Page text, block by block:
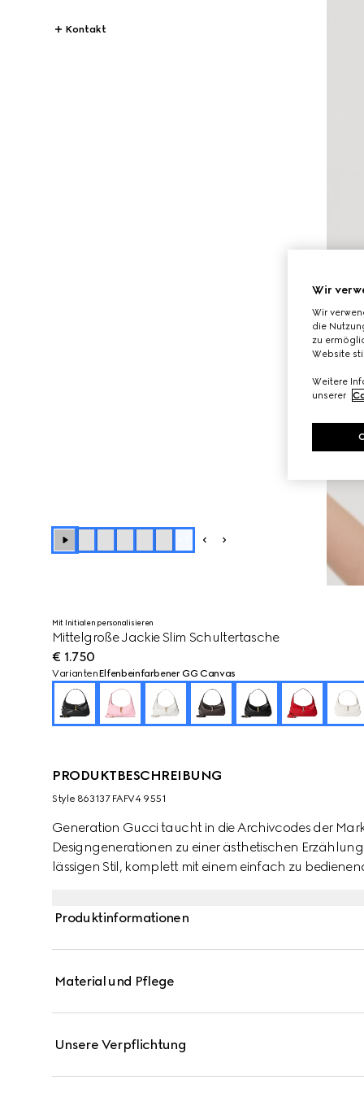
Kontakt
Mit Initialen personalisieren
Mittelgroße Jackie Slim Schultertasche
€ 1.750
VariantenElfenbeinfarbener GG Canvas
PRODUKTBESCHREIBUNG
Style ‎863137 FAFV4 9551
Generation Gucci taucht in die Archivcodes der
Designgenerationen zu einer ästhetischen
lässigen Stil, komplett mit einem einfach zu
Produktinformationen
Material und Pflege
Unsere Verpflichtung
Wir
Wir
die
zu
Website
Weitere
unserer